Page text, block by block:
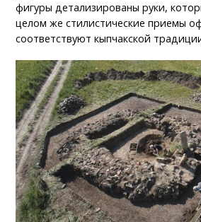
фигуры детализированы руки,
целом же стилистические приемы
соответствуют кыпчакской